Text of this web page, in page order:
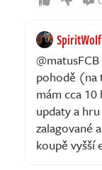
pohodě (na
mám cca
updaty a
zalagované
koupě vyšší